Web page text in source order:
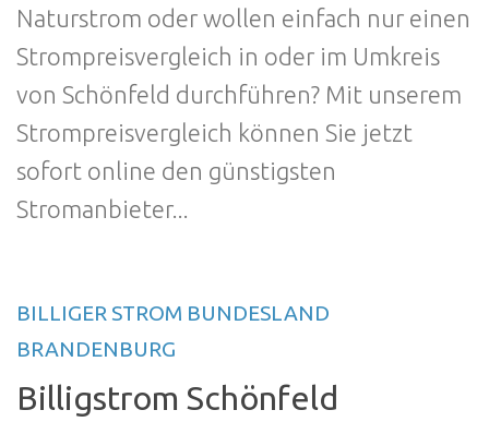
Naturstrom oder wollen einfach nur einen
Strompreisvergleich in oder im Umkreis
von Schönfeld durchführen? Mit unserem
Strompreisvergleich können Sie jetzt
sofort online den günstigsten
Stromanbieter...
BILLIGER STROM BUNDESLAND
BRANDENBURG
Billigstrom Schönfeld